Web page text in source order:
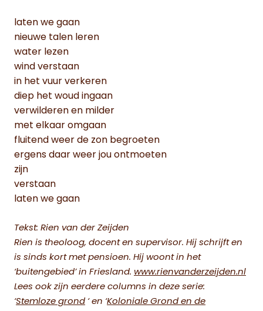
laten we gaan
nieuwe talen leren
water lezen
wind verstaan
in het vuur verkeren
diep het woud ingaan
verwilderen en milder
met elkaar omgaan
fluitend weer de zon begroeten
ergens daar weer jou ontmoeten
zijn
verstaan
laten we gaan
Tekst: Rien van der Zeijden
Rien is theoloog, docent en supervisor. Hij schrijft en
is sinds kort met pensioen. Hij woont in het
‘buitengebied’ in Friesland. www.rienvanderzeijden.nl
Lees ook zijn eerdere columns in deze serie:
‘Stemloze grond ‘ en ‘Koloniale Grond en de